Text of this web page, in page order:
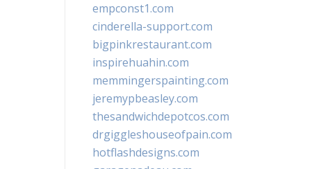
empconst1.com
cinderella-support.com
bigpinkrestaurant.com
inspirehuahin.com
memmingerspainting.com
jeremypbeasley.com
thesandwichdepotcos.com
drgiggleshouseofpain.com
hotflashdesigns.com